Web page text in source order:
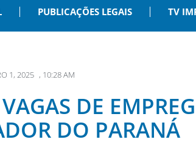
PUBLICAÇÕES LEGAIS TV
1, 2025 , 10:28 AM
DE
DO PARANÁ